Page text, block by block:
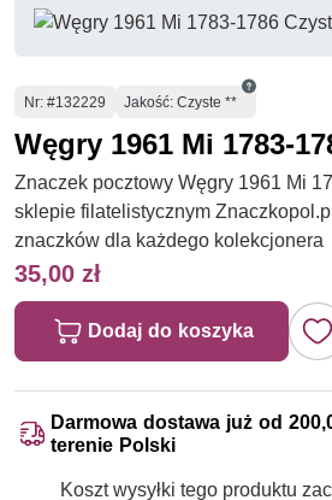
Numer
Nr: #132229 Jakość: Czyste **
Węgry 1961 Mi 1783-
Znaczek pocztowy Węgry 1961 Mi
sklepie filatelistycznym
znaczków dla każdego kolekcjonera
35,00 zł
Dodaj do koszyka
Darmowa dostawa już od
terenie Polski
Koszt wysyłki tego produktu